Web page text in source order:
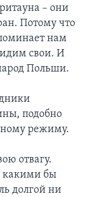
– они
Потому что
нам
свои. И
Польши.
подобно
режиму.
отвагу.
какими бы
долгой ни